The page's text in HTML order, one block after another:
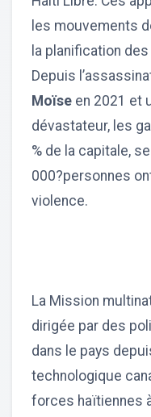
les mouvements
la planification
Depuis
Moïse en 2021 et
dévastateur, les
% de la capitale,
000?personnes
violence.
La Mission
dirigée par des
dans le pays
technologique
forces haïtiennes